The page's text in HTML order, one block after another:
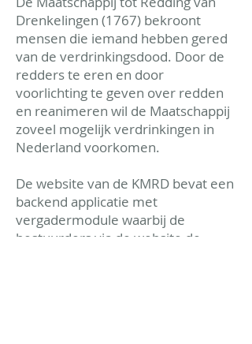
Drenkelingen (1767) bekroont
mensen die iemand hebben gered
van de verdrinkingsdood. Door de
redders te eren en door
voorlichting te geven over redden
en reanimeren wil de Maatschappij
zoveel mogelijk verdrinkingen in
Nederland voorkomen.
De website van de KMRD bevat een
backend applicatie met
vergadermodule waarbij de
bestuurders via de website de